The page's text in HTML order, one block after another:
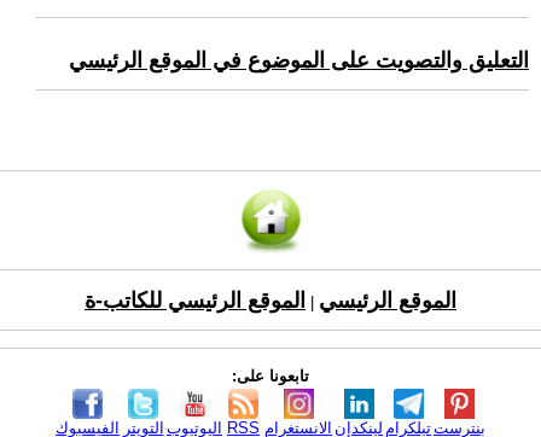
التعليق والتصويت على الموضوع في الموقع الرئيسي
الموقع الرئيسي الموقع الرئيسي للكاتب-ة
تابعونا على:
الفيسبوك التويتر اليوتيوب RSS الانستغرام لينكدإن تيلكرامبنترست